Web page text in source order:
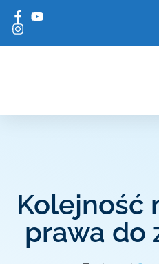
Kolejność
prawa do